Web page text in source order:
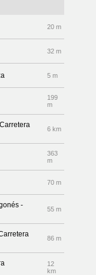
20 m
32 m
5 m
199
m
6 km
363
m
70 m
-
55 m
86 m
12
km